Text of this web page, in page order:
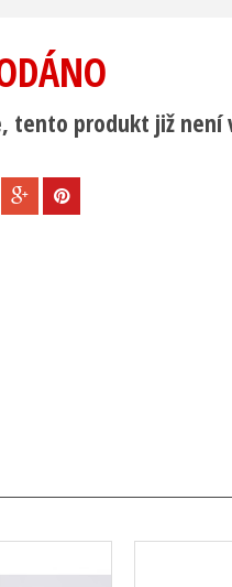
tento produkt již není